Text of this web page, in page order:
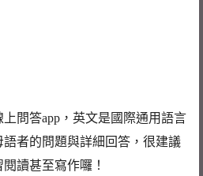
問答app，英文是國際通用語言
者的問題與詳細回答，很建議
讀甚至寫作囉！